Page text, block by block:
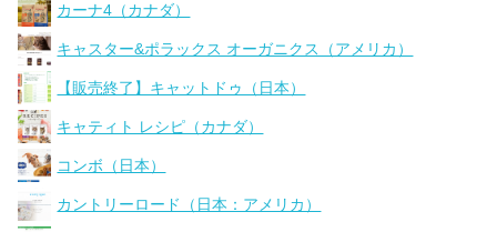
カーナ4（カナダ）
キャスター&ポラックス オーガニクス（アメリカ）
【販売終了】キャットドゥ（日本）
キャティト レシピ（カナダ）
コンボ（日本）
カントリーロード（日本：アメリカ）